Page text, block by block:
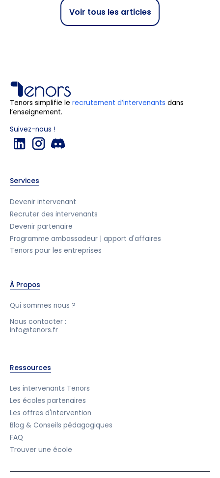
Voir tous les articles
Tenors simplifie le recrutement d’intervenants dans
l’enseignement.
Suivez-nous !
Services
Devenir intervenant
Recruter des intervenants
Devenir partenaire
Programme ambassadeur | apport d'affaires
Tenors pour les entreprises
À Propos
Qui sommes nous ?
Nous contacter :
info@tenors.fr
Ressources
Les intervenants Tenors
Les écoles partenaires
Les offres d'intervention
Blog & Conseils pédagogiques
FAQ
Trouver une école